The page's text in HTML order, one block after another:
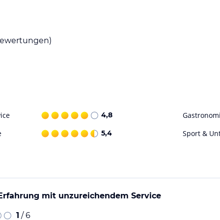
Gewähr. Bitte lies vor der Buchung die
4,8
5,4 Sport &
mit unzureichendem Service
1 / 6